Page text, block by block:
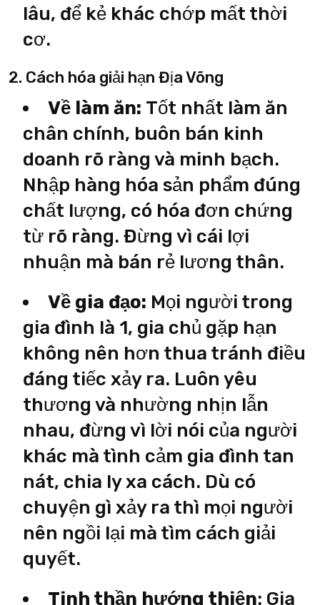
lâu, để kẻ khác chớp mất thời
cơ.
2. Cách hóa giải hạn Địa Võng
Về làm ăn: Tốt nhất làm ăn
chân chính, buôn bán kinh
doanh rõ ràng và minh bạch.
Nhập hàng hóa sản phẩm đúng
chất lượng, có hóa đơn chứng
từ rõ ràng. Đừng vì cái lợi
nhuận mà bán rẻ lương thân.
Về gia đạo: Mọi người trong
gia đình là 1, gia chủ gặp hạn
không nên hơn thua tránh điều
đáng tiếc xảy ra. Luôn yêu
thương và nhường nhịn lẫn
nhau, đừng vì lời nói của người
khác mà tình cảm gia đình tan
nát, chia ly xa cách. Dù có
chuyện gì xảy ra thì mọi người
nên ngồi lại mà tìm cách giải
quyết.
Tinh thần hướng thiện: Gia